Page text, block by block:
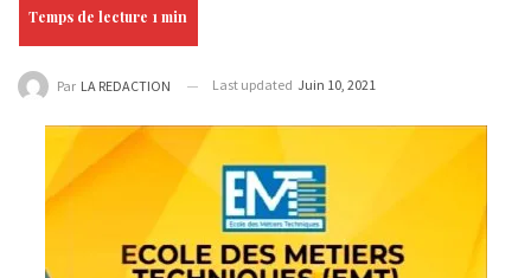
Par LA REDACTION Last updated Juin 10, 2021